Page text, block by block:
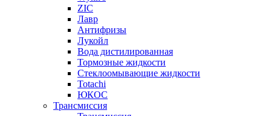
ZIC
Лавр
Антифризы
Лукойл
Вода дистилированная
Тормозные жидкости
Стеклоомывающие жидкости
Totachi
ЮКОС
Трансмиссия